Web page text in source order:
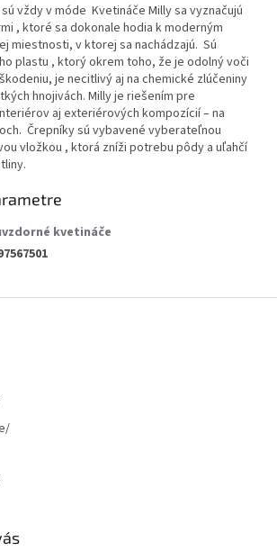
vždy v móde Kvetináče Milly sa vyznačujú
, ktoré sa dokonale hodia k moderným
miestnosti, v ktorej sa nachádzajú. Sú
plastu , ktorý okrem toho, že je odolný voči
je necitlivý aj na chemické zlúčeniny
hnojivách. Milly je riešením pre
aj exteriérových kompozícií – na
Črepníky sú vybavené vyberateľnou
vložkou , ktorá zníži potrebu pôdy a uľahčí
kvetináče